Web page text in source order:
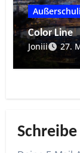
Color Line
Joniii
27.